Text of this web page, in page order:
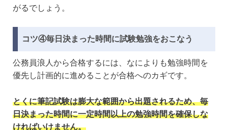
がるでしょう。
コツ④毎日決まった時間に試験勉強をおこなう
公務員浪人から合格するには、なによりも勉強時間を
優先し計画的に進めることが合格へのカギです。
とくに筆記試験は膨大な範囲から出題されるため、毎
日決まった時間に一定時間以上の勉強時間を確保しな
ければいけません。